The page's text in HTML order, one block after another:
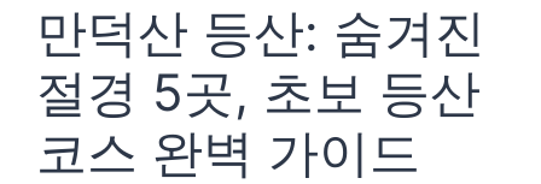
만덕산 등산: 숨겨진
절경 5곳, 초보 등산
코스 완벽 가이드